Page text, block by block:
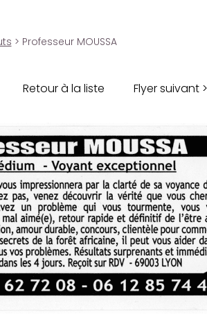
> Professeur MOUSSA
Retour à la liste Flyer suivant >